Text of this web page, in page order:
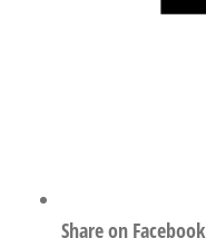
Share on Facebook